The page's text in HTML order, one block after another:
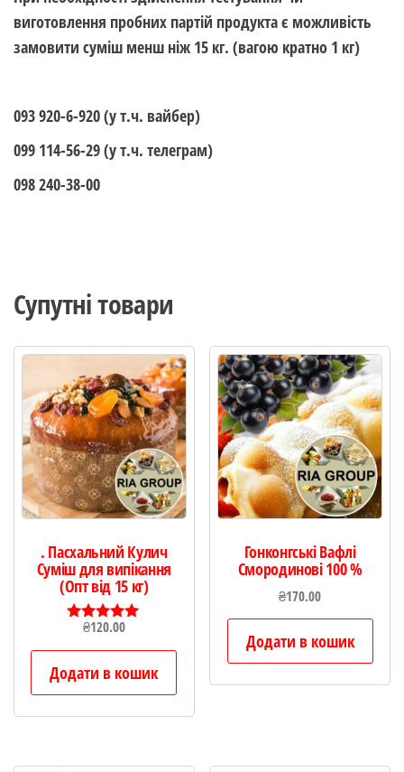
виготовлення пробних партій продукта є можливість
замовити суміш менш ніж 15 кг. (вагою кратно 1 кг)
093 920-6-920 (у т.ч. вайбер)
099 114-56-29 (у т.ч. телеграм)
098 240-38-00
Супутні товари
. Пасхальний Кулич
Суміш для випікання
(Опт від 15 кг)
Оцінено в
₴120.00
Додати в кошик
Гонконгські Вафлі
Смородинові 100 %
₴170.00
Додати в кошик